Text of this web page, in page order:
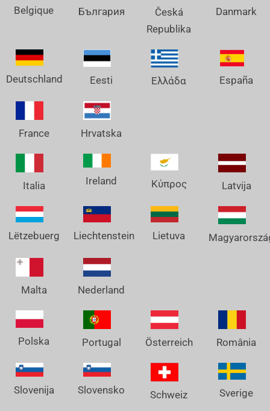
Belgique България
Česká
Republika
Danmark
Deutschland Eesti Ελλάδα España
France Hrvatska
Italia Ireland Κύπρος Latvija
Lëtzebuerg Liechtenstein Lietuva
Malta Nederland
Polska Portugal Österreich România
Slovenija Slovensko Schweiz Sverige